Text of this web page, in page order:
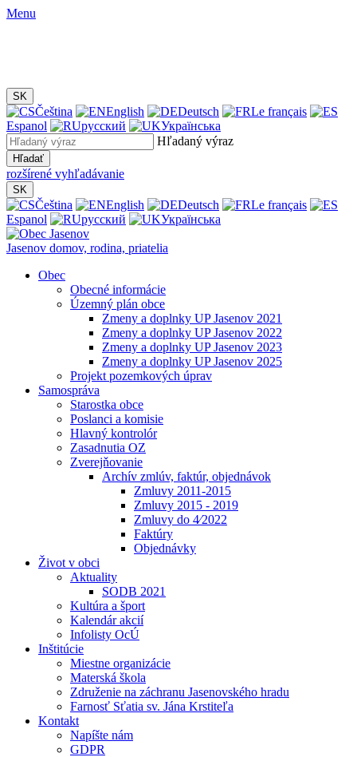
Menu
SK
Čeština English Deutsch
Le français
Espanol
русский
Українська
Hľadaný výraz
Hľadať
rozšírené vyhľadávanie
SK
Čeština English Deutsch
Le français
Espanol
русский Українська
Jasenov domov, rodina, priatelia
Obec
Obecné informácie
Územný plán obce
Zmeny a doplnky UP Jasenov 2021
Zmeny a doplnky UP Jasenov 2022
Zmeny a doplnky UP Jasenov 2023
Zmeny a doplnky UP Jasenov 2025
Projekt pozemkových úprav
Samospráva
Starostka obce
Poslanci a komisie
Hlavný kontrolór
Zasadnutia OZ
Zverejňovanie
Archív zmlúv, faktúr, objednávok
Zmluvy 2011-2015
Zmluvy 2015 - 2019
Zmluvy do 4⁄2022
Faktúry
Objednávky
Život v obci
Aktuality
SODB 2021
Kultúra a šport
Kalendár akcií
Infolisty OcÚ
Inštitúcie
Miestne organizácie
Materská škola
Združenie na záchranu Jasenovského hradu
Farnosť Sťatia sv. Jána Krstiteľa
Kontakt
Napíšte nám
GDPR